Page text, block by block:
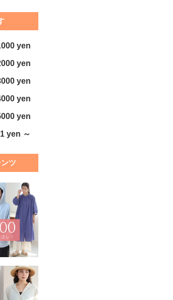
yen
yen
yen
yen
yen
yen ～
ツ